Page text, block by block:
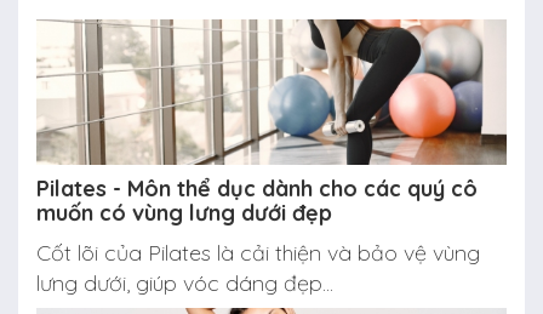
Pilates - Môn thể dục dành cho các quý cô
muốn có vùng lưng dưới đẹp
Cốt lõi của Pilates là cải thiện và bảo vệ vùng
lưng dưới, giúp vóc dáng đẹp...